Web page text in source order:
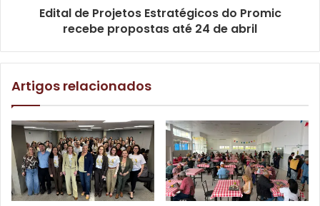
Foto: Vivian Honorato
Ashok Pai, que esteve acompanhado por diversos
forma significativa, na América Latina, por isso ele está
visitando diversos países como o Brasil. “O centro de
Londrina é muito significativo para nós, hoje temos 1.700
pessoas empregadas no município e agora queremos ir
Edital de Projetos Estratégicos do Promic
recebe propostas até 24 de abril
Artigos relacionados